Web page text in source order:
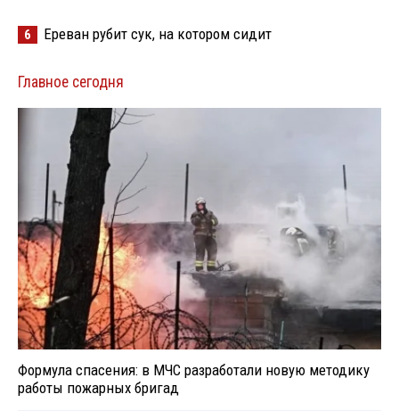
6 Ереван рубит сук, на котором сидит
Главное сегодня
Формула спасения: в МЧС разработали новую методику
работы пожарных бригад